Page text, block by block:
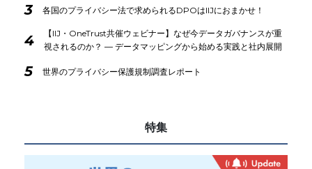
3 各国のプライバシー法で求められるDPOはIIJにおまかせ！
4
【IIJ・OneTrust共催ウェビナー】なぜ今データガバナンスが重
視されるのか？ ― データマッピングから始める実践と社内展開
5 世界のプライバシー保護規制調査レポート
特集